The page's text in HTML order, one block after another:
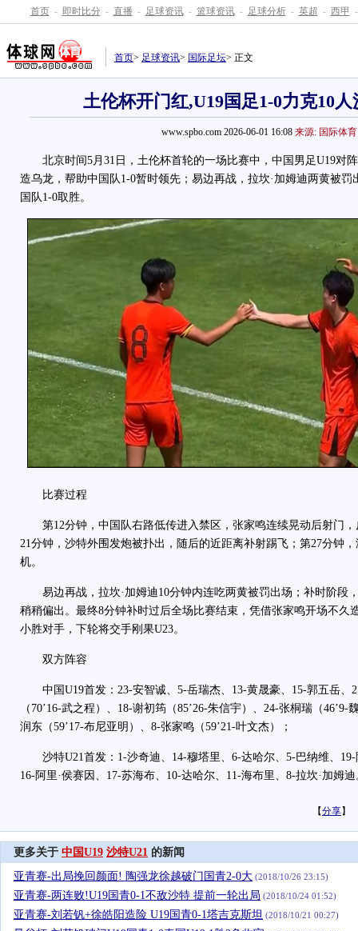
首页 - 即时比分 - 直播 - 足球资讯 - 篮球资讯 - 足球分析 - 英超 - 西甲 -
首页> 足球资讯> 国际足坛> 正文
土伦杯开门红,U19国足1-0力克10人
www.spbo.com 2026-06-01 16:08 来源: 国际体育
北京时间5月31日，土伦杯首轮的一场比赛中，中国男足U19对阵
造乌龙，帮助中国队1-0暂时领先；易边再战，拉坎·加姆迪两黄被
国队1-0取胜。
比赛过程
第12分钟，中国队右路低传进入禁区，张家鸣连续晃动后射门，
21分钟，沙特外围发炮被扑出，随后的近距离补射踢飞；第27分钟
机。
易边再战，拉坎·加姆迪10分钟内连吃两黄被罚出场；补时阶段
稍稍偏出。最终8分钟补时过后全场比赛结束，凭借张家鸣开场不久
小胜对手，下轮将交手刚果U23。
双方阵容
中国U19首发：23-安智诚、5-岳瑞杰、13-黄晟豪、15-郭五岳、
（70’16-武之程）、18-谢初筠（85’26-朱信宇）、24-张桐瑞（
润东（59’17-布尼亚明）、8-张家鸣（59’21-叶文杰）；
沙特U21首发：1-沙奇迪、14-穆塔里、6-达哈尔、5-巴纳维、19-
16-阿里·侯赛因、17-苏海布、10-达哈尔、11-海布里、8-拉坎·加姆迪
【分享】
更多关于 中国U19 沙特U21 的新闻
亚青赛-出局挽回颜面! 陶强龙徐越破门国青2-0大 (2018/10/26 23:15)
亚青赛-两连败!U19国青0-1不敌沙特 提前一轮出局 (2018/10/24 01:52)
亚青赛-刘若钒+徐皓阳造险 U19国青0-1塔吉克斯坦 (2018/10/21 00:27)